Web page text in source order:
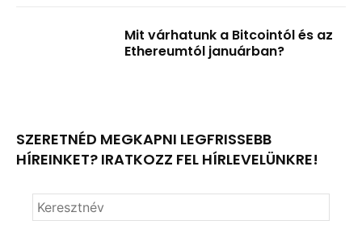
Mit várhatunk a Bitcointól és az
Ethereumtól januárban?
SZERETNÉD MEGKAPNI LEGFRISSEBB
HÍREINKET? IRATKOZZ FEL HÍRLEVELÜNKRE!